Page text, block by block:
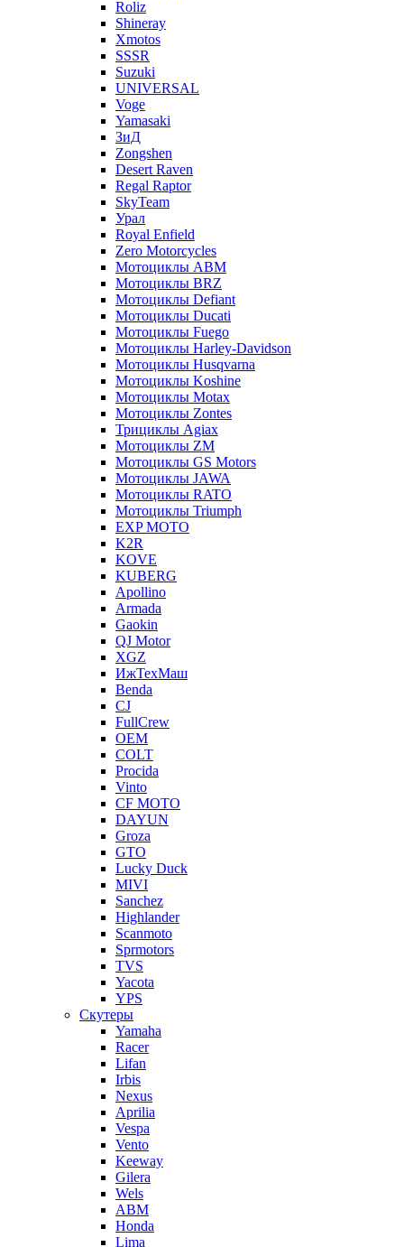
Roliz
Shineray
Xmotos
SSSR
Suzuki
UNIVERSAL
Voge
Yamasaki
ЗиД
Zongshen
Desert Raven
Regal Raptor
SkyTeam
Урал
Royal Enfield
Zero Motorcycles
Мотоциклы ABM
Мотоциклы BRZ
Мотоциклы Defiant
Мотоциклы Ducati
Мотоциклы Fuego
Мотоциклы Harley-Davidson
Мотоциклы Husqvarna
Мотоциклы Koshine
Мотоциклы Motax
Мотоциклы Zontes
Трициклы Agiax
Мотоциклы ZM
Мотоциклы GS Motors
Мотоциклы JAWA
Мотоциклы RATO
Мотоциклы Triumph
EXP MOTO
K2R
KOVE
KUBERG
Apollino
Armada
Gaokin
QJ Motor
XGZ
ИжТехМаш
Benda
CJ
FullCrew
OEM
COLT
Procida
Vinto
CF MOTO
DAYUN
Groza
GTO
Lucky Duck
MIVI
Sanchez
Highlander
Scanmoto
Sprmotors
TVS
Yacota
YPS
Скутеры
Yamaha
Racer
Lifan
Irbis
Nexus
Aprilia
Vespa
Vento
Keeway
Gilera
Wels
ABM
Honda
Lima